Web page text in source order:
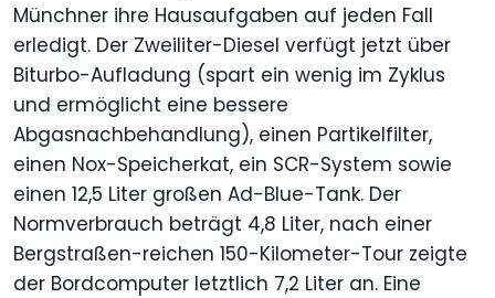
Münchner ihre Hausaufgaben auf jeden Fall
erledigt. Der Zweiliter-Diesel verfügt jetzt über
Biturbo-Aufladung (spart ein wenig im Zyklus
und ermöglicht eine bessere
Abgasnachbehandlung), einen Partikelfilter,
einen Nox-Speicherkat, ein SCR-System sowie
einen 12,5 Liter großen Ad-Blue-Tank. Der
Normverbrauch beträgt 4,8 Liter, nach einer
Bergstraßen-reichen 150-Kilometer-Tour zeigte
der Bordcomputer letztlich 7,2 Liter an. Eine